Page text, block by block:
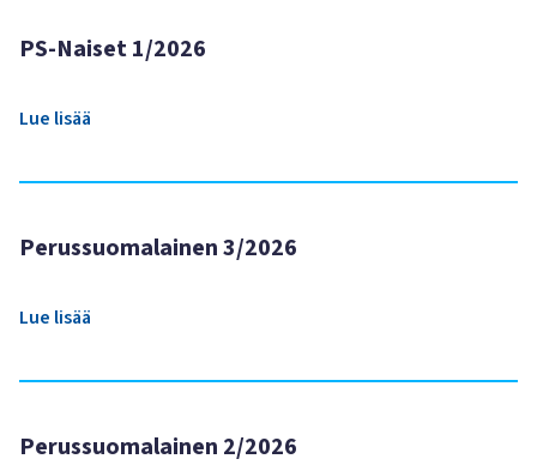
PS-Naiset 1/2026
Lue lisää
Perussuomalainen 3/2026
Lue lisää
Perussuomalainen 2/2026